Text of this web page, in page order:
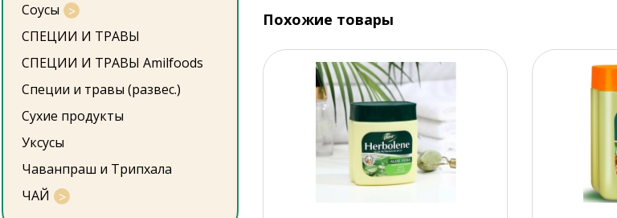
Соусы
СПЕЦИИ И ТРАВЫ
СПЕЦИИ И ТРАВЫ Amilfoods
Специи и травы (развес.)
Сухие продукты
Уксусы
Чаванпраш и Трипхала
ЧАЙ
Похожие товары